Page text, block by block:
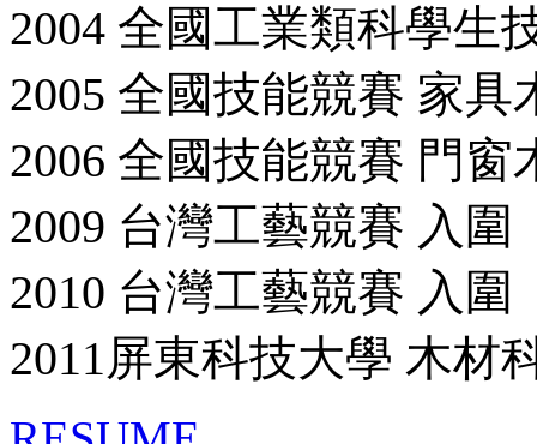
2004 全國工業類科學生
2005 全國技能競賽 家
2006 全國技能競賽 門
2009 台灣工藝競賽 入圍
2010 台灣工藝競賽 入圍
2011屏東科技大學 木材